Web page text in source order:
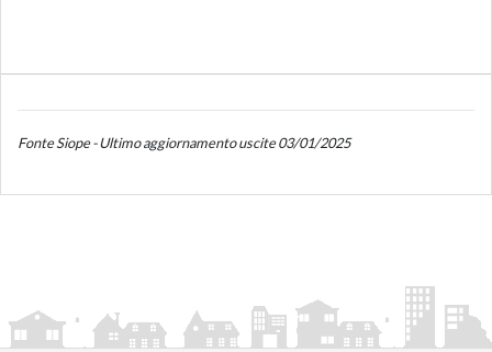
Fonte Siope - Ultimo aggiornamento uscite 03/01/2025